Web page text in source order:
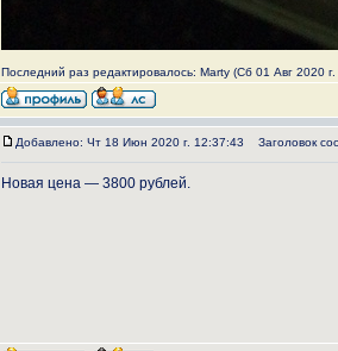
Последний раз редактировалось: Marty (Сб 01 Авг 2020
Добавлено: Чт 18 Июн 2020 г. 12:37:43 Заголовок
Новая цена — 3800 рублей.